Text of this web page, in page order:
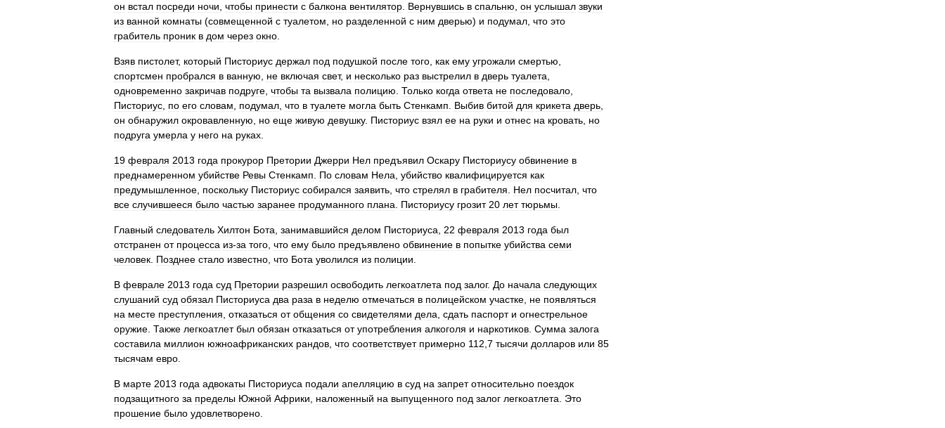
он встал посреди ночи чтобы принести с балкона вентилятор Вернувшись в спальню он услышал звуки
из ванной комнаты (совмещенной с туалетом но разделенной с ним дверью) и подумал что это
грабитель проник в дом через окно
Взяв пистолет, который Писториус держал под подушкой после того как ему угрожали смертью
спортсмен пробрался в ванную не включая свет, и несколько раз выстрелил в дверь туалета
одновременно закричав подруге чтобы та вызвала полицию Только когда ответа не последовало
Писториус по его словам подумал что в туалете могла быть Стенкамп Выбив битой для крикета дверь
он обнаружил окровавленную но еще живую девушку. Писториус взял ее на руки и отнес на кровать но
подруга умерла у него на руках
19 февраля 2013 года прокурор Претории Джерри Нел предъявил Оскару Писториусу обвинение в
преднамеренном убийстве Ревы Стенкамп По словам Нела убийство квалифицируется как
предумышленное поскольку Писториус собирался заявить что стрелял в грабителя Нел посчитал что
все случившееся было частью заранее продуманного плана Писториусу грозит 20 лет тюрьмы
Главный следователь Хилтон Бота занимавшийся делом Писториуса 22 февраля 2013 года был
отстранен от процесса из‑за того что ему было предъявлено обвинение в попытке убийства семи
человек Позднее стало известно что Бота уволился из полиции
В феврале 2013 года суд Претории разрешил освободить легкоатлета под залог. До начала следующих
слушаний суд обязал Писториуса два раза в неделю отмечаться в полицейском участке не появляться
на месте преступления отказаться от общения со свидетелями дела сдать паспорт и огнестрельное
оружие Также легкоатлет был обязан отказаться от употребления алкоголя и наркотиков Сумма залога
составила миллион южноафриканских рандов что соответствует примерно 112 7 тысячи долларов или 85
тысячам евро
В марте 2013 года адвокаты Писториуса подали апелляцию в суд на запрет относительно поездок
подзащитного за пределы Южной Африки наложенный на выпущенного под залог легкоатлета
Это
прошение было удовлетворено